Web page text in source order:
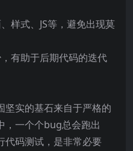
样式、JS等，避免出现莫
有助于后期代码的迭代
坚实的基石来自于严格的
，一个个bug总会跑出
代码测试，是非常必要